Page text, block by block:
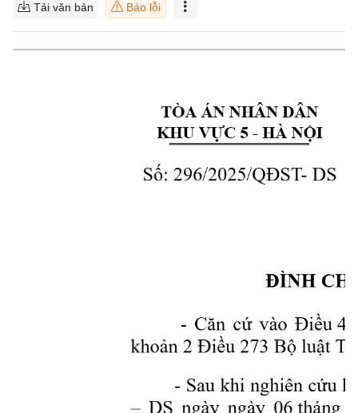
Tải văn bản Báo lỗi